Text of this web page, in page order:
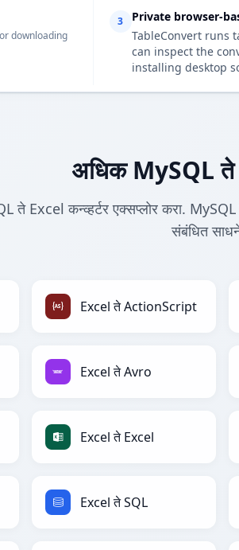
downloading
3
Private browser-
TableConvert runs
can inspect the
installing desktop
अधिक MySQL ते
ते Excel कन्व्हर्टर एक्सप्लोर करा.
संबंधित
Excel ते ActionScript
Excel ते Avro
Excel ते Excel
Excel ते SQL